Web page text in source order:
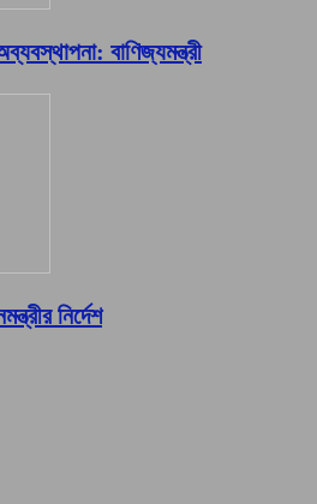
বাণিজ্যমন্ত্রী
নির্দেশ